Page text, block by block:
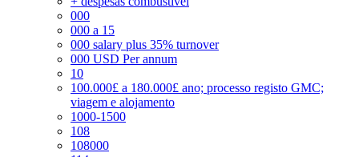
000
000 a 15
000 salary plus 35% turnover
000 USD Per annum
10
100.000£ a 180.000£ ano; processo registo GMC;
viagem e alojamento
1000-1500
108
108000